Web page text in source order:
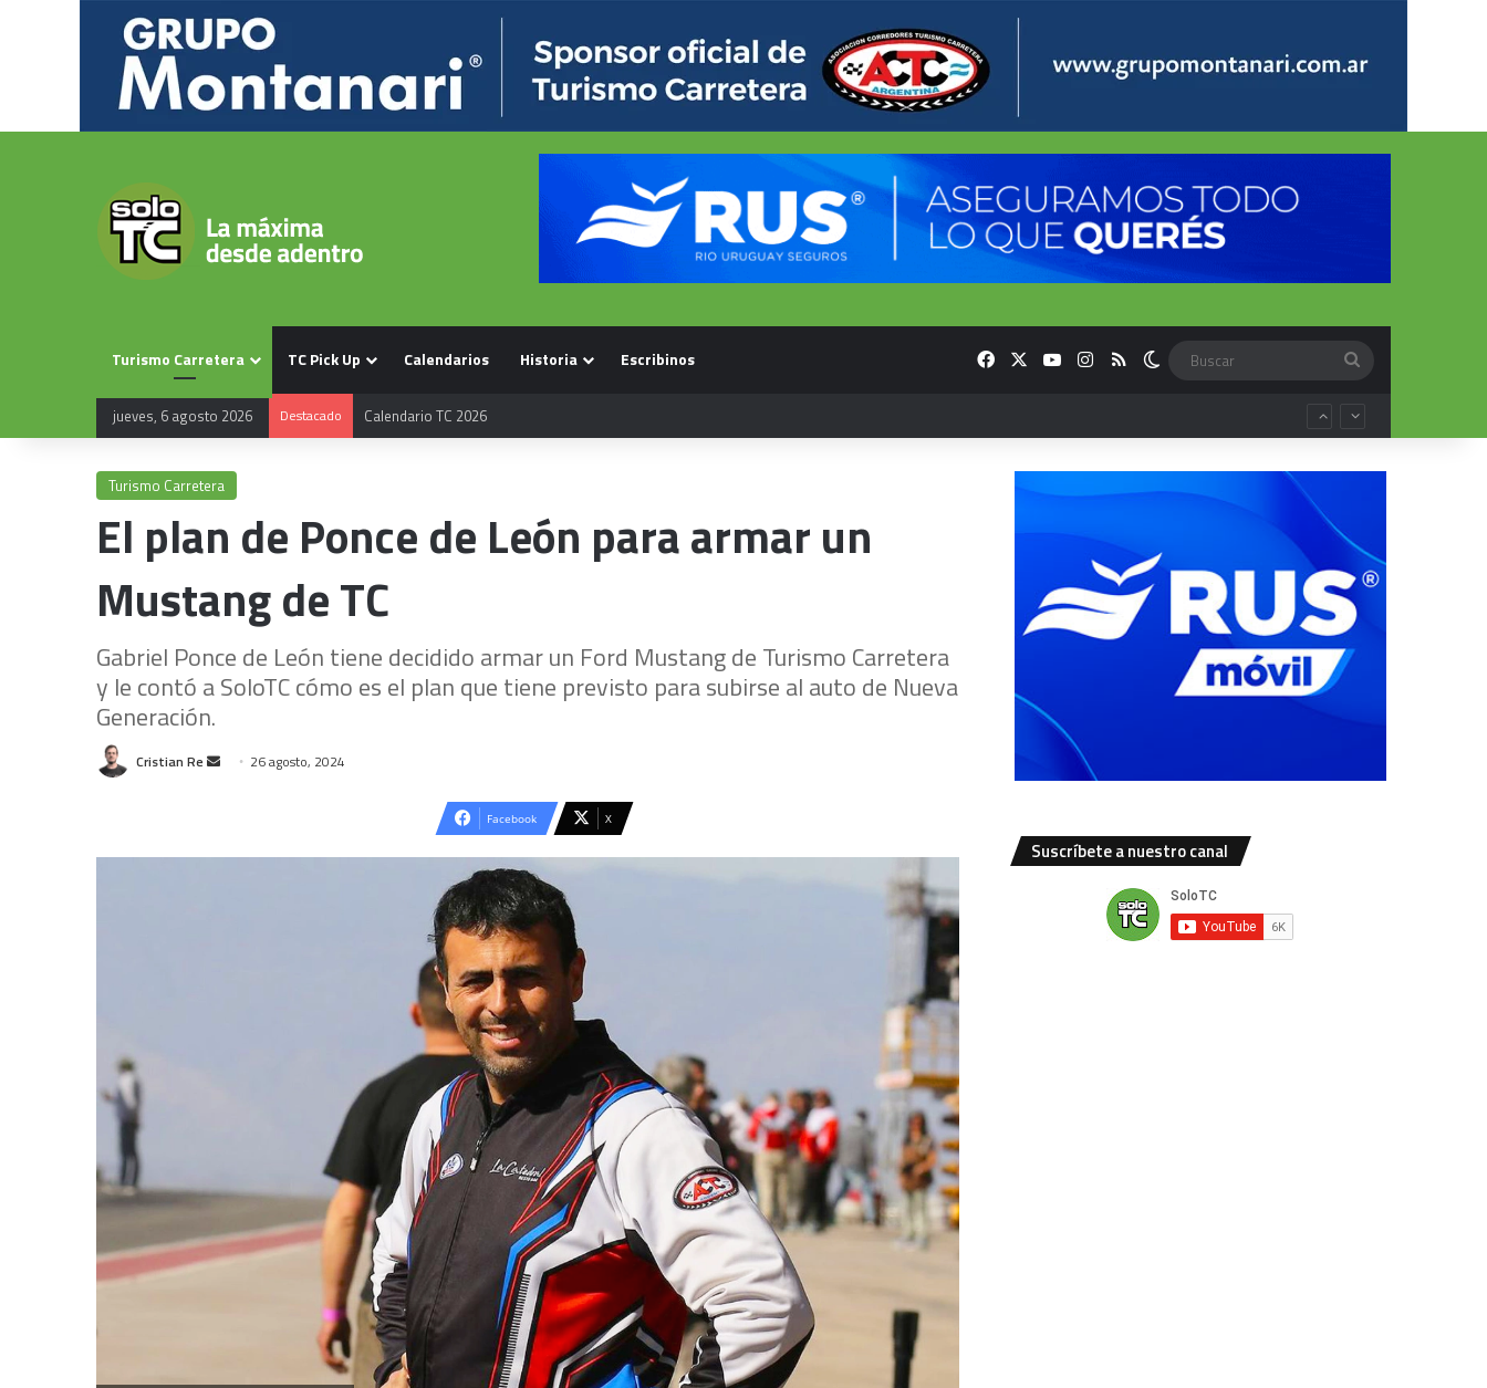
Turismo Carretera TC Pick Up Calendarios Historia Escribinos FacebookYouTubeInstagram
RSS Switch skin
jueves, 6 agosto 2026 Destacado Calendario TC 2026
Turismo Carretera
El plan de Ponce de León para armar un
Mustang de TC
Gabriel Ponce de León tiene decidido armar un Ford Mustang de Turismo Carretera
y le contó a SoloTC cómo es el plan que tiene previsto para subirse al auto de Nueva
Generación.
Cristian Re
Send 26 agosto, 2024
Facebook X
Suscríbete a nuestro canal